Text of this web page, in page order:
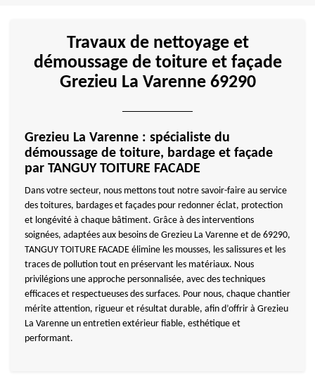
Travaux de nettoyage et
démoussage de toiture et façade
Grezieu La Varenne 69290
Grezieu La Varenne : spécialiste du
démoussage de toiture, bardage et façade
par TANGUY TOITURE FACADE
Dans votre secteur, nous mettons tout notre savoir-faire au service
des toitures, bardages et façades pour redonner éclat, protection
et longévité à chaque bâtiment. Grâce à des interventions
soignées, adaptées aux besoins de Grezieu La Varenne et de 69290,
TANGUY TOITURE FACADE élimine les mousses, les salissures et les
traces de pollution tout en préservant les matériaux. Nous
privilégions une approche personnalisée, avec des techniques
efficaces et respectueuses des surfaces. Pour nous, chaque chantier
mérite attention, rigueur et résultat durable, afin d’offrir à Grezieu
La Varenne un entretien extérieur fiable, esthétique et
performant.